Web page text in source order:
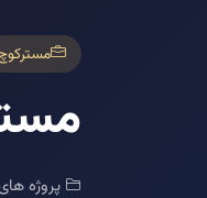
پروژه